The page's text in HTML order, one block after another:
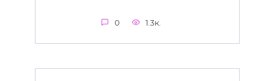
0 1.3к.